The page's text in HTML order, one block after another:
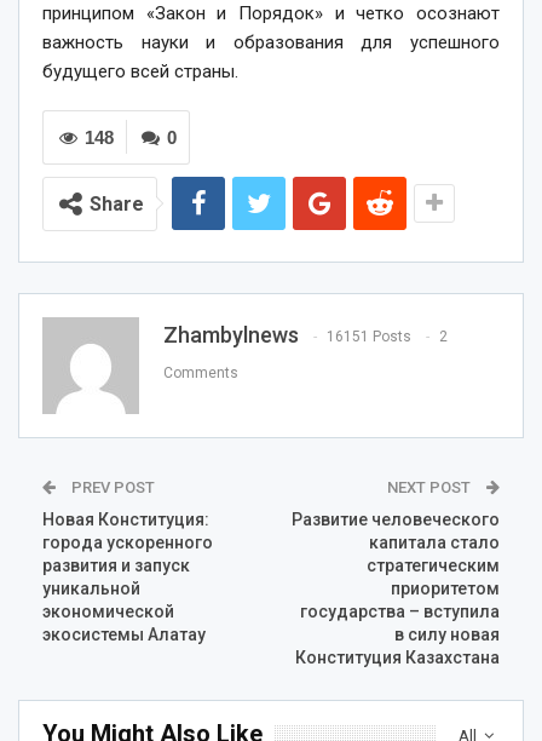
принципом «Закон и Порядок» и четко осознают
важность науки и образования для успешного
будущего всей страны.
0
148
Share
Zhambylnews 16151 Posts 2
Comments
PREV POST
Новая Конституция:
города ускоренного
развития и запуск
уникальной
экономической
экосистемы Алатау
NEXT POST
Развитие человеческого
капитала стало
стратегическим
приоритетом
государства – вступила
в силу новая
Конституция Казахстана
All
You Might Also Like